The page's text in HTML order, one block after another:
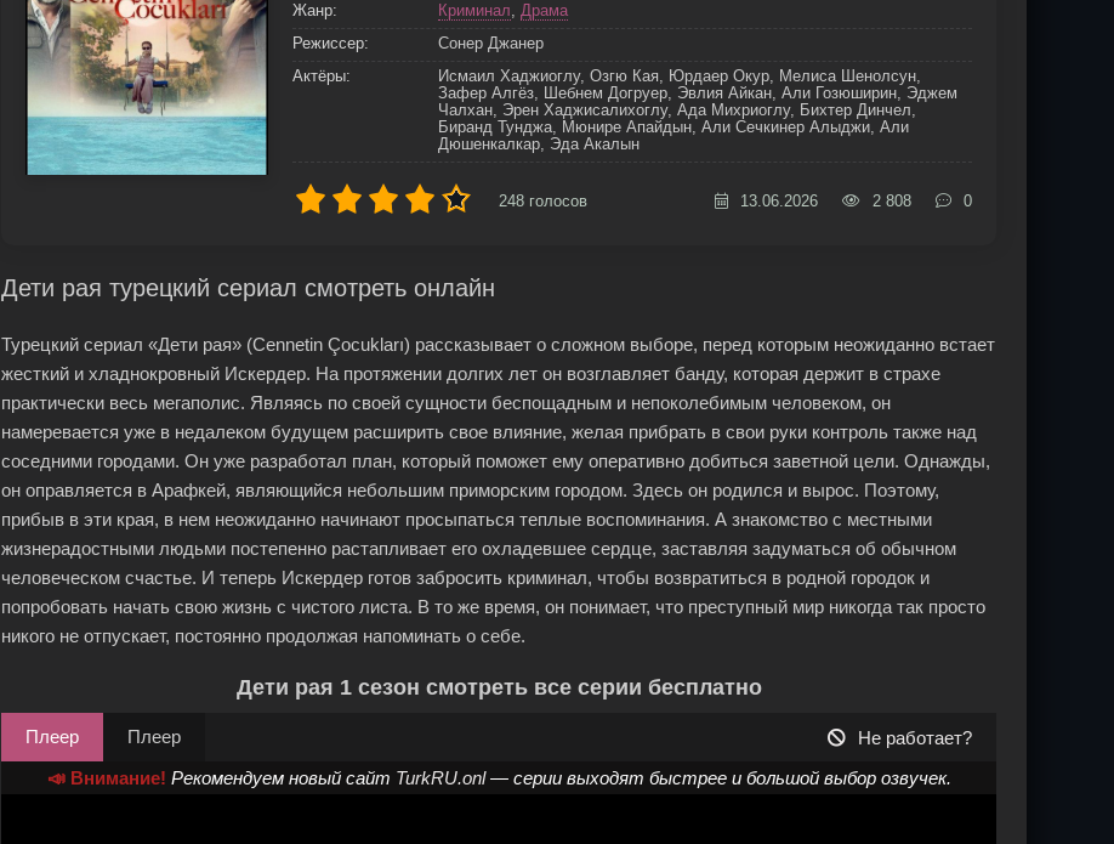
Жанр:
Криминал, Драма
Режиссер:
Сонер Джанер
Актёры:
Исмаил Хаджиоглу, Озгю Кая, Юрдаер Окур, Мелиса Шенолсун,
Зафер Алгёз, Шебнем Догруер, Эвлия Айкан, Али Гозюширин, Эджем
Чалхан, Эрен Хаджисалихоглу, Ада Михриоглу, Бихтер Динчел,
Биранд Тунджа, Мюнире Апайдын, Али Сечкинер Алыджи, Али
Дюшенкалкар, Эда Акалын
248 голосов 13.06.2026 2 808 0
Дети рая турецкий сериал смотреть онлайн
Турецкий сериал «Дети рая» (Cennetin Çocukları) рассказывает о сложном выборе, перед которым неожиданно встает
жесткий и хладнокровный Искердер. На протяжении долгих лет он возглавляет банду, которая держит в страхе
практически весь мегаполис. Являясь по своей сущности беспощадным и непоколебимым человеком, он
намеревается уже в недалеком будущем расширить свое влияние, желая прибрать в свои руки контроль также над
соседними городами. Он уже разработал план, который поможет ему оперативно добиться заветной цели. Однажды,
он оправляется в Арафкей, являющийся небольшим приморским городом. Здесь он родился и вырос. Поэтому,
прибыв в эти края, в нем неожиданно начинают просыпаться теплые воспоминания. А знакомство с местными
жизнерадостными людьми постепенно растапливает его охладевшее сердце, заставляя задуматься об обычном
человеческом счастье. И теперь Искердер готов забросить криминал, чтобы возвратиться в родной городок и
попробовать начать свою жизнь с чистого листа. В то же время, он понимает, что преступный мир никогда так просто
никого не отпускает, постоянно продолжая напоминать о себе.
Дети рая 1 сезон смотреть все серии бесплатно
Плеер Плеер
Не работает?
📣 Внимание! Рекомендуем новый сайт TurkRU.onl— серии выходят быстрее и большой выбор озвучек.